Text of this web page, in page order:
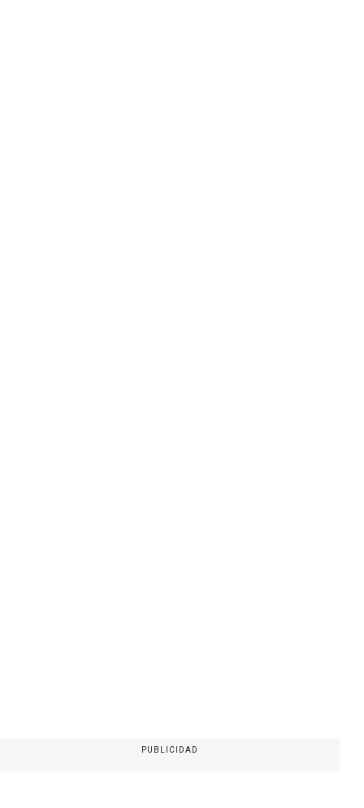
PUBLICIDAD